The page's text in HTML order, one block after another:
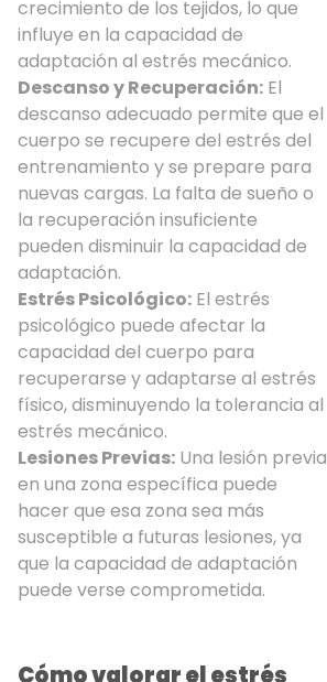
crecimiento de los tejidos, lo que
influye en la capacidad de
adaptación al estrés mecánico.
Descanso y Recuperación: El
descanso adecuado permite que el
cuerpo se recupere del estrés del
entrenamiento y se prepare para
nuevas cargas. La falta de sueño o
la recuperación insuficiente
pueden disminuir la capacidad de
adaptación.
Estrés Psicológico: El estrés
psicológico puede afectar la
capacidad del cuerpo para
recuperarse y adaptarse al estrés
físico, disminuyendo la tolerancia al
estrés mecánico.
Lesiones Previas: Una lesión previa
en una zona específica puede
hacer que esa zona sea más
susceptible a futuras lesiones, ya
que la capacidad de adaptación
puede verse comprometida.
Cómo valorar el estrés